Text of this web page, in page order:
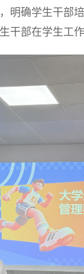
明确学生干部
干部在学生工